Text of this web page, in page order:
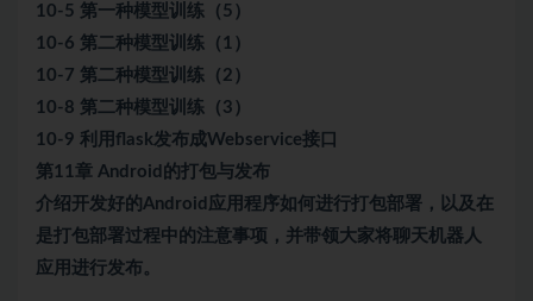
10-5 第一种模型训练（5）
10-6 第二种模型训练（1）
10-7 第二种模型训练（2）
10-8 第二种模型训练（3）
10-9 利用flask发布成Webservice接口
第11章 Android的打包与发布
介绍开发好的Android应用程序如何进行打包部署，以及在
是打包部署过程中的注意事项，并带领大家将聊天机器人
应用进行发布。